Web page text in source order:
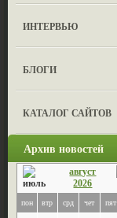
ИНТЕРВЬЮ
БЛОГИ
КАТАЛОГ САЙТОВ
Архив новостей
август
2026
пон втр срд чет пят